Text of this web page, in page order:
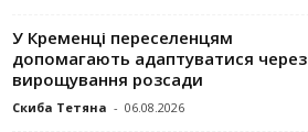
У Кременці переселенцям
допомагають адаптуватися через
вирощування розсади
Скиба Тетяна - 06.08.2026